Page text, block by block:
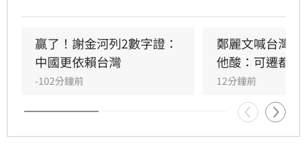
法律戰的工具。他強調台灣長期熱愛和平，且台
日經貿與民間交流深厚，長崎市政府的親中舉動
背離兩國友好初衷。台灣雖曾透過外交途徑爭取
公平待遇，但對方執意矮化，我方因此決定降低
出席層級。李逸洋嚴正聲明，台灣是主權獨立國
家，與中國互不隸屬，對於長崎市政府屈從中國
贏了！謝金河列2數字證：
中國更依賴台灣
-102分鐘前
鄭麗文喊台灣
他酸：可遷都重
12分鐘前